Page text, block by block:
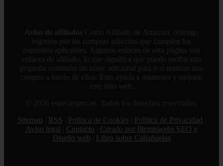
Aviso de afiliados Como Afiliado de Amazon, obtengo
ingresos por las compras adscritas que cumplen los
requisitos aplicables. Algunos enlaces de esta página son
enlaces de afiliado, lo que significa que puedo recibir una
pequeña comisión sin coste adicional para ti si realizas una
compra a través de ellos. Esto ayuda a mantener y mejorar
este sitio web.
© 2026 especiespro.es. Todos los derechos reservados.
Sitemap
RSS Política de Cookies Política de Privacidad
Aviso legal
Contacto
Creado por 0lemiswebs SEO y
Diseño web
Libro sobre Cabañuelas